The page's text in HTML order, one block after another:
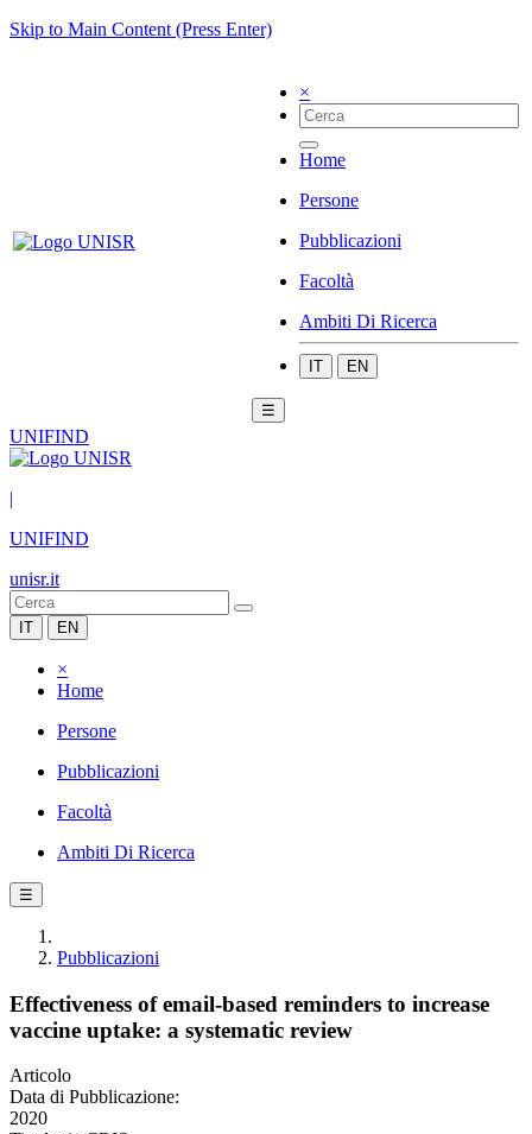
Skip to Main Content (Press Enter)
×
Home
Persone
Pubblicazioni
Facoltà
Ambiti Di Ricerca
IT EN
☰
UNIFIND
|
UNIFIND
unisr.it
IT EN
×
Home
Persone
Pubblicazioni
Facoltà
Ambiti Di Ricerca
☰
Pubblicazioni
Effectiveness of email-based reminders to increase
vaccine uptake: a systematic review
Articolo
Data di Pubblicazione:
2020